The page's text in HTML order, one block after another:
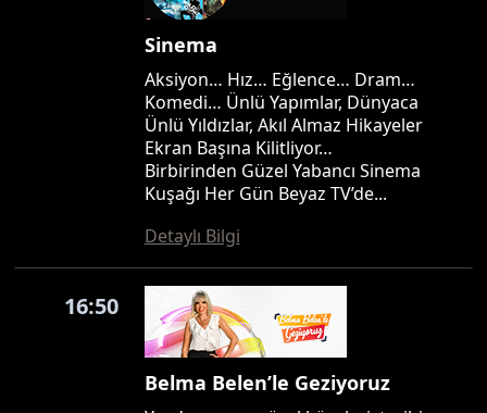
Sinema
Aksiyon… Hız… Eğlence… Dram…
Komedi… Ünlü Yapımlar, Dünyaca
Ünlü Yıldızlar, Akıl Almaz Hikayeler
Ekran Başına Kilitliyor…
Birbirinden Güzel Yabancı Sinema
Kuşağı Her Gün Beyaz TV’de...
Detaylı Bilgi
16:50
Belma Belen’le Geziyoruz